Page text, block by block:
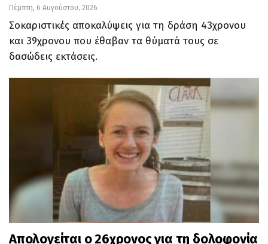
Πέμπτη, 6 Αυγούστου, 2026
Σοκαριστικές αποκαλύψεις για τη δράση 43χρονου
και 39χρονου που έθαβαν τα θύματά τους σε
δασώδεις εκτάσεις.
Απολογείται ο 26χρονος για τη δολοφονία